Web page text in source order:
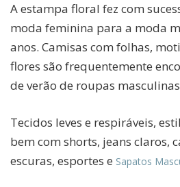
A estampa floral fez com
moda feminina para a moda
anos. Camisas com folhas,
flores são frequentemente
de verão de roupas
Tecidos leves e respiráveis,
bem com shorts, jeans claros,
escuras, esportes e Sapatos